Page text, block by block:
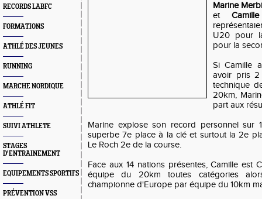
RECORDS LABFC
FORMATIONS
ATHLÉ DES JEUNES
RUNNING
MARCHE NORDIQUE
ATHLÉ FIT
SUIVI ATHLETE
STAGES
D'ENTRAINEMENT
EQUIPEMENTS SPORTIFS
PRÉVENTION VSS
Marine
et
U20 pour
pour la
Si Camille
avoir pris
technique
20km,
part aux
Marine explose son record personnel sur
superbe 7e place à la clé et surtout la 2e
Le Roch 2e de la course.
Face aux 14 nations présentes, Camille est
équipe du 20km toutes catégories
championne d'Europe par équipe du 10km